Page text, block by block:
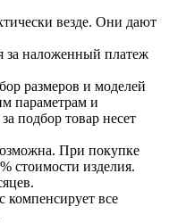
везде. Они дают
за наложенный платеж
размеров и моделей
параметрам и
подбор товар несет
При покупке
стоимости изделия.
все